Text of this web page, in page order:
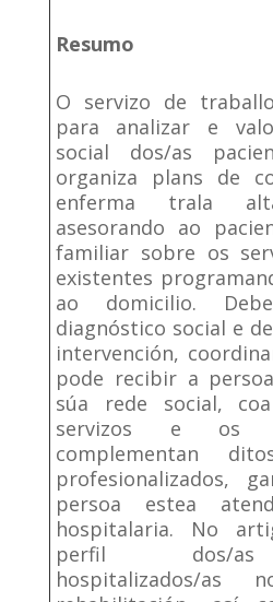
Resumo
O servizo de
para analizar e
social dos/as
organiza plans de
enferma trala
asesorando ao
familiar sobre os
existentes
ao domicilio.
diagnóstico social e
intervención,
pode recibir a
súa rede social,
servizos e os
complementan
profesionalizados,
persoa estea
hospitalaria. No
perfil dos/as
hospitalizados/as